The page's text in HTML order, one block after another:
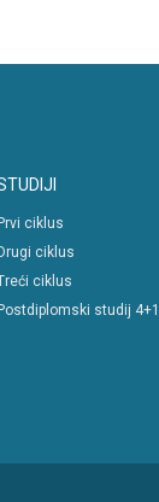
Prvi ciklus
Drugi ciklus
ciklus
Postdiplomski studij 4+1